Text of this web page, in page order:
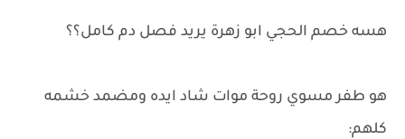
هسه خصم الحجي ابو زهرة يريد فصل دم كامل؟؟
هو طفر مسوي روحة موات شاد ايده ومضمد خشمه
كلهم: